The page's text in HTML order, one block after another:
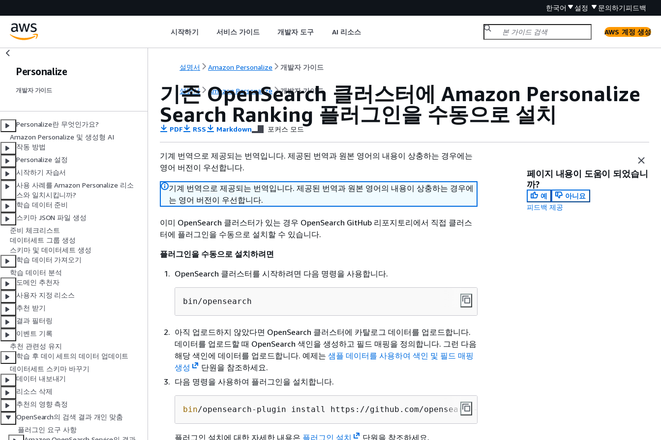
한국어 설정 문의하기피드백
시작하기 서비스 가이드 개발자 도구 AI 리소스 AWS 계정 생성
Personalize
개발자 가이드
Personalize란 무엇인가요?
Amazon Personalize 및 생성형 AI
작동 방법
Personalize 설정
시작하기 자습서
사용 사례를 Amazon Personalize 리소
스와 일치시킵니까?
학습 데이터 준비
스키마 JSON 파일 생성
준비 체크리스트
데이터세트 그룹 생성
스키마 및 데이터세트 생성
학습 데이터 가져오기
학습 데이터 분석
도메인 추천자
사용자 지정 리소스
추천 받기
결과 필터링
이벤트 기록
추천 관련성 유지
학습 후 데이 세트의 데이터 업데이트
데이터세트 스키마 바꾸기
데이터 내보내기
리소스 삭제
추천의 영향 측정
OpenSearch의 검색 결과 개인 맞춤
플러그인 요구 사항
설명서 Amazon Personalize 개발자 가이드
설명서 Amazon Personalize 개발자 가이드
기존 OpenSearch 클러스터에 Amazon Personalize
Search Ranking 플러그인을 수동으로 설치
PDF RSS Markdown 포커스 모드
기계 번역으로 제공되는 번역입니다. 제공된 번역과 원본 영어의 내용이 상충하는 경우에는
영어 버전이 우선합니다.
기계 번역으로 제공되는 번역입니다. 제공된 번역과 원본 영어의 내용이 상충하는 경우에
는 영어 버전이 우선합니다.
이미 OpenSearch 클러스터가 있는 경우 OpenSearch GitHub 리포지토리에서 직접 클러스
터에 플러그인을 수동으로 설치할 수 있습니다.
플러그인을 수동으로 설치하려면
OpenSearch 클러스터를 시작하려면 다음 명령을 사용합니다.
bin/opensearch
아직 업로드하지 않았다면 OpenSearch 클러스터에 카탈로그 데이터를 업로드합니다.
데이터를 업로드할 때 OpenSearch 색인을 생성하고 필드 매핑을 정의합니다. 그런 다음
해당 색인에 데이터를 업로드합니다. 예제는 샘플 데이터를 사용하여 색인 및 필드 매핑
생성
단원을 참조하세요.
다음 명령을 사용하여 플러그인을 설치합니다.
bin/opensearch-plugin install https://github.com/opensearch-project/search-processor/releases/
플러그인 설치에 대한 자세한 내용은 플러그인 설치
단원을 참조하세요.
페이지 내용이 도움이 되었습니
까?
예
아니요
피드백 제공